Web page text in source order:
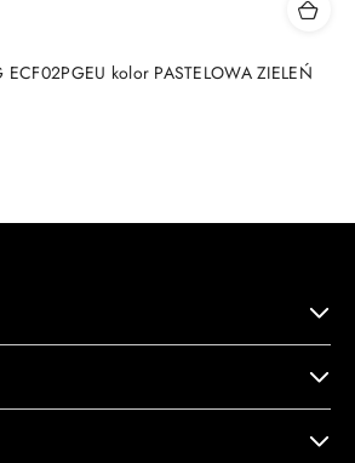
kolor PASTELOWA ZIELEŃ